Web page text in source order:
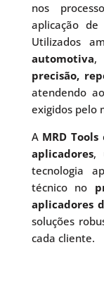
nos
aplicação
Utilizados
automotiva,
precisão,
atendendo
exigidos pelo
A MRD Tools
aplicadores,
tecnologia
técnico no
aplicadores
soluções
cada cliente.